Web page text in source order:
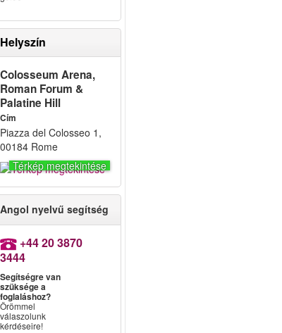
Helyszín
Colosseum Arena,
Roman Forum &
Palatine Hill
Cím
Piazza del Colosseo 1,
00184 Rome
Térkép megtekintése
Angol nyelvű segítség
+44 20 3870
3444
Segítségre van
szüksége a
foglaláshoz?
Örömmel
válaszolunk
kérdéseire!